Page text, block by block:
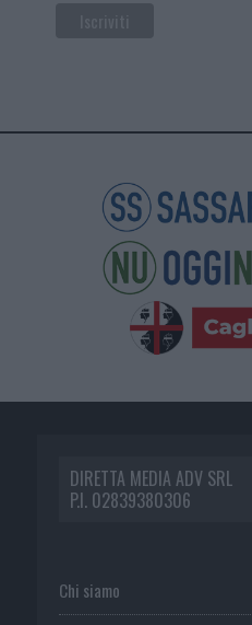
DIRETTA MEDIA ADV SRL
P.I. 02839380306
Chi siamo